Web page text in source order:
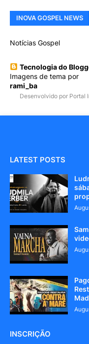
INOVA GOSPEL NEWS
Notícias Gospel
Tecnologia do
Imagens de tema por
rami_ba
Desenvolvido por Portal
LATEST POSTS
INSCRIÇÃO